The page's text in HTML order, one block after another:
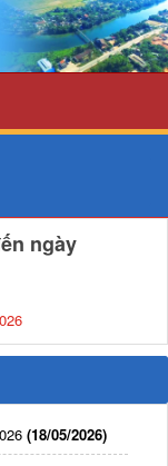
Giang
ngày
(18/05/2026)